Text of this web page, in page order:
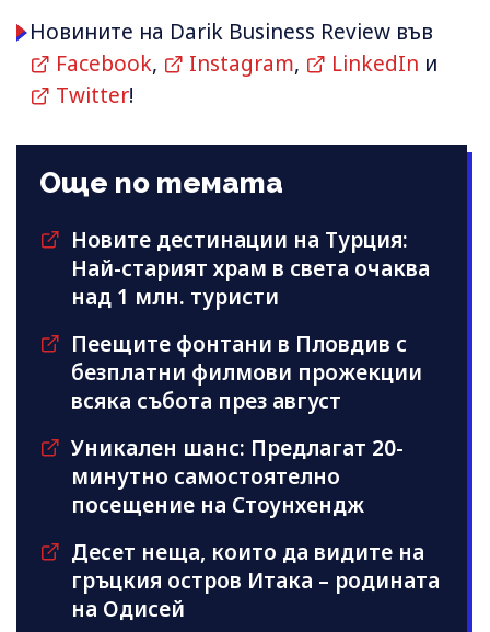
Новините на Darik Business Review във
Facebook, Instagram, LinkedIn и
Twitter!
Още по темата
Новите дестинации на Турция:
Най-старият храм в света очаква
над 1 млн. туристи
Пеещите фонтани в Пловдив с
безплатни филмови прожекции
всяка събота през август
Уникален шанс: Предлагат 20-
минутно самостоятелно
посещение на Стоунхендж
Десет неща, които да видите на
гръцкия остров Итака – родината
на Одисей